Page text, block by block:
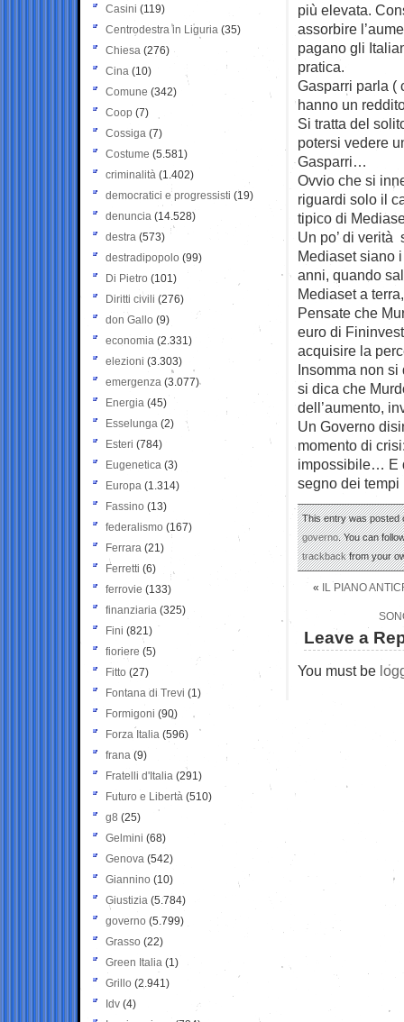
più elevata.
assorbire
pagano gli
pratica.
Gasparri parla (
hanno un
Si tratta del
potersi vedere
Gasparri…
Ovvio che si
riguardi solo il
tipico di
Un po’ di verità
Mediaset siano
anni, quando
Mediaset a
Pensate che
euro di
acquisire la
Insomma non
si dica che
dell’aumento,
Un Governo
momento di
impossibile… E
segno dei tempi
This entry was posted
governo. You can
trackbackfrom your
« IL PIANO
Leave a
You must be
Casini (119)
Centrodestra in Liguria (35)
Chiesa (276)
Cina (10)
Comune (342)
Coop (7)
Cossiga (7)
Costume (5.581)
criminalità (1.402)
democratici e progressisti (19)
denuncia (14.528)
destra (573)
destradipopolo (99)
Di Pietro (101)
Diritti civili (276)
don Gallo (9)
economia (2.331)
elezioni (3.303)
emergenza (3.077)
Energia (45)
Esselunga (2)
Esteri (784)
Eugenetica (3)
Europa (1.314)
Fassino (13)
federalismo (167)
Ferrara (21)
Ferretti (6)
ferrovie (133)
finanziaria (325)
Fini (821)
fioriere (5)
Fitto (27)
Fontana di Trevi (1)
Formigoni (90)
Forza Italia (596)
frana (9)
Fratelli d'Italia (291)
Futuro e Libertà (510)
g8 (25)
Gelmini (68)
Genova (542)
Giannino (10)
Giustizia (5.784)
governo (5.799)
Grasso (22)
Green Italia (1)
Grillo (2.941)
Idv (4)